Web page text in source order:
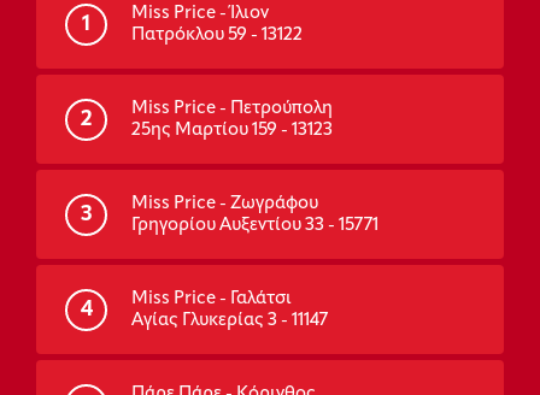
1
Miss Price - Ίλιον
Πατρόκλου 59 - 13122
2
Miss Price - Πετρούπολη
25ης Μαρτίου 159 - 13123
3
Miss Price - Ζωγράφου
Γρηγορίου Αυξεντίου 33 - 15771
4
Miss Price - Γαλάτσι
Αγίας Γλυκερίας 3 - 11147